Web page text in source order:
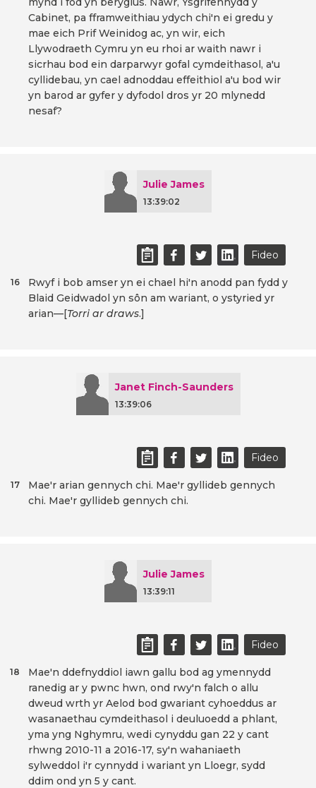
Cabinet, pa fframweithiau ydych chi'n ei gredu y
mae eich Prif Weinidog ac, yn wir, eich
Llywodraeth Cymru yn eu rhoi ar waith nawr i
sicrhau bod ein darparwyr gofal cymdeithasol, a'u
cyllidebau, yn cael adnoddau effeithiol a'u bod wir
yn barod ar gyfer y dyfodol dros yr 20 mlynedd
nesaf?
Julie James
13:39:02
Fideo
Rwyf i bob amser yn ei chael hi'n anodd pan fydd y
Blaid Geidwadol yn sôn am wariant, o ystyried yr
arian—[Torri ar draws.]
16
Janet Finch-Saunders
13:39:06
Fideo
Mae'r arian gennych chi. Mae'r gyllideb gennych
chi. Mae'r gyllideb gennych chi.
17
Julie James
13:39:11
Fideo
Mae'n ddefnyddiol iawn gallu bod ag ymennydd
ranedig ar y pwnc hwn, ond rwy'n falch o allu
dweud wrth yr Aelod bod gwariant cyhoeddus ar
wasanaethau cymdeithasol i deuluoedd a phlant,
yma yng Nghymru, wedi cynyddu gan 22 y cant
rhwng 2010-11 a 2016-17, sy'n wahaniaeth
sylweddol i'r cynnydd i wariant yn Lloegr, sydd
ddim ond yn 5 y cant.
18